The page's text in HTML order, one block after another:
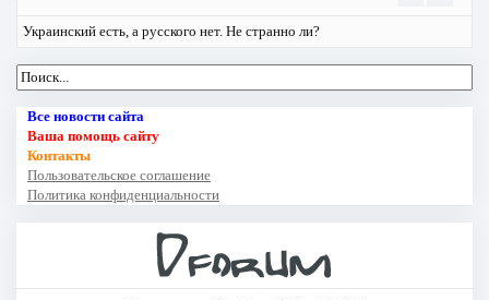
Украинский есть, а русского нет. Не странно ли?
Все новости сайта
Ваша помощь сайту
Контакты
Пользовательское соглашение
Политика конфиденциальности